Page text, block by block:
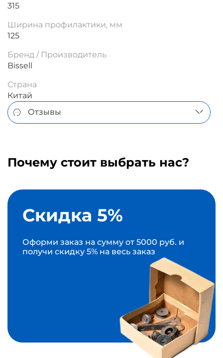
315
Ширина профилактики, мм
125
Бренд / Производитель
Bissell
Страна
Китай
Отзывы
Почему стоит выбрать нас?
Скидка 5%
Оформи заказ на сумму от 5000 руб. и
получи скидку 5% на весь заказ